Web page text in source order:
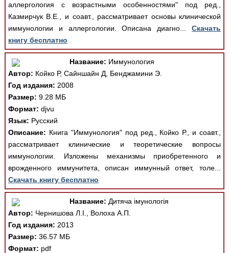
аллергология с возрастными особенностями" под ред.,
Казмирчук В.Е., и соавт., рассматривает основы клинической
иммунологии и аллергологии. Описана диагно...Скачать
книгу бесплатно
Название: Иммунология
Автор: Койко Р, Сайншайн Д, Бенджамини Э.
Год издания: 2008
Размер: 9.28 МБ
Формат: djvu
Язык: Русский
Описание: Книга "Иммунология" под ред., Койко Р., и соавт.,
рассматривает клинические и теоретические вопросы
иммунологии. Изложены механизмы приобретенного и
врожденного иммунитета, описан иммунный ответ, толе...
Скачать книгу бесплатно
Название: Дитяча імунологія
Автор: Чернишова Л.І., Волоха А.П.
Год издания: 2013
Размер: 36.57 МБ
Формат: pdf